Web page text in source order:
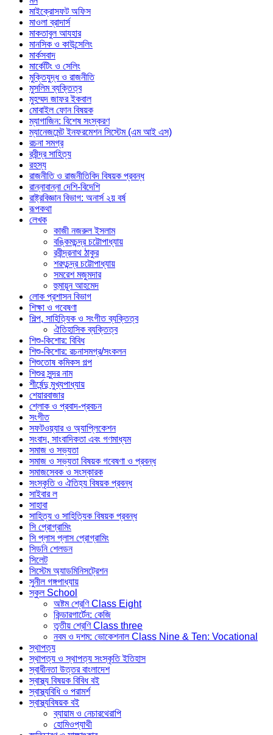
মাইক্রোসফট অফিস
মাওলা ব্রাদার্স
মাকতাবুল আযহার
মানসিক ও কাউন্সেলিং
মার্কসবাদ
মার্কেটিং ও সেলিং
মুক্তিযুদ্ধ ও রাজনীতি
মুসলিম ব্যক্তিত্ব
মুহম্মদ জাফর ইকবাল
মোবাইল ফোন বিষয়ক
ম্যাগাজিন: বিশেষ সংস্করণ
ম্যানেজমেন্ট ইনফরমেশন সিস্টেম (এম আই এস)
রচনা সমগ্র
রবীন্দ্র সাহিত্য
রহস্য
রাজনীতি ও রাজনীতিবিদ বিষয়ক প্রবন্ধ
রান্নাবান্না দেশি-বিদেশি
রাষ্ট্রবিজ্ঞান বিভাগ: অনার্স ২য় বর্ষ
রূপকথা
লেখক
কাজী নজরুল ইসলাম
বঙ্কিমচন্দ্র চট্টোপাধ্যায়
রবীন্দ্রনাথ ঠাকুর
শরৎচন্দ্র চট্টোপাধ্যায়
সমরেশ মজুমদার
হুমায়ূন আহমেদ
লোক প্রশাসন বিভাগ
শিক্ষা ও গবেষণা
শিল্প, সাহিত্যিক ও সংগীত ব্যক্তিত্ব
ঐতিহাসিক ব্যক্তিত্ব
শিশু-কিশোর: বিবিধ
শিশু-কিশোর: রচনাসমগ্র/সংকলন
শিশুতোষ কমিকস গল্প
শিশুর সুন্দর নাম
শীর্ষেন্দু মুখ্যপাধ্যায়
শেয়ারবাজার
শ্লোক ও প্রবাদ-প্রবচন
সংগীত
সফটওয়্যার ও অ্যাপ্লিকেশন
সংবাদ, সাংবাদিকতা এবং গণমাধ্যম
সমাজ ও সভ্যতা
সমাজ ও সভ্যতা বিষয়ক গবেষণা ও প্রবন্ধ
সমাজসেবক ও সংস্কারক
সংস্কৃতি ও ঐতিহ্য বিষয়ক প্রবন্ধ
সাইবার ল
সাহাবা
সাহিত্য ও সাহিত্যিক বিষয়ক প্রবন্ধ
সি প্রোগ্রামিং
সি প্লাস প্লাস প্রোগ্রামিং
সিডনি শেলডন
সিলেট
সিস্টেম অ্যাডমিনিসট্রেশন
সুনীল গঙ্গপাধ্যায়
স্কুল School
অষ্টম শ্রেণি Class Eight
কিন্ডারগার্টেন: কেজি
তৃতীয় শ্রেণি Class three
নবম ও দশম: ভোকেশনাল Class Nine & Ten: Vocational
স্থাপত্য
স্থাপত্য ও স্থাপত্য সংস্কৃতি ইতিহাস
স্বাধীনতা উত্তর বাংলাদেশ
স্বাস্থ্য বিষয়ক বিবিধ বই
স্বাস্থ্যবিধি ও পরামর্শ
স্বাস্থ্যবিষয়ক বই
ব্যায়াম ও নেচারথেরাপি
হোমিওপ্যাথী